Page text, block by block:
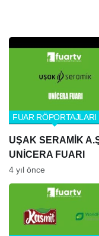
UŞAK SERAMİK
UNİCERA FUARI
FUAR RÖPORTAJLARI
4 yıl önce